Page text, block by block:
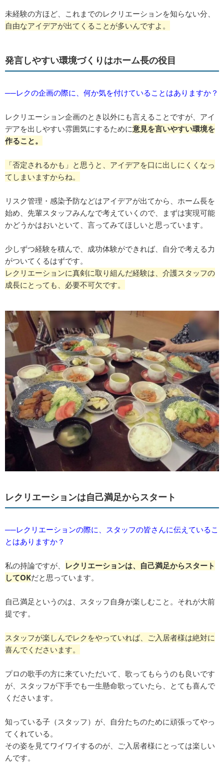
未経験の方ほど、これまでのレクリエーションを知らない分、
自由なアイデアが出てくることが多いんですよ。
発言しやすい環境づくりはホーム長の役目
──レクの企画の際に、何か気を付けていることはありますか？
レクリエーション企画のとき以外にも言えることですが、アイ
デアを出しやすい雰囲気にするために意見を言いやすい環境を
作ること。
「否定されるかも」と思うと、アイデアを口に出しにくくなっ
てしまいますからね。
リスク管理・感染予防などはアイデアが出てから、ホーム長を
始め、先輩スタッフみんなで考えていくので、まずは実現可能
かどうかはおいといて、言ってみてほしいと思っています。
少しずつ経験を積んで、成功体験ができれば、自分で考える力
がついてくるはずです。
レクリエーションに真剣に取り組んだ経験は、介護スタッフの
成長にとっても、必要不可欠です。
レクリエーションは自己満足からスタート
──レクリエーションの際に、スタッフの皆さんに伝えているこ
とはありますか？
私の持論ですが、 レクリエーションは、自己満足からスタート
してOKだと思っています。
自己満足というのは、スタッフ自身が楽しむこと。それが大前
提です。
スタッフが楽しんでレクをやっていれば、ご入居者様は絶対に
喜んでくださいます。
プロの歌手の方に来ていただいて、歌ってもらうのも良いです
が、スタッフが下手でも一生懸命歌っていたら、とても喜んで
くださいます。
知っている子（スタッフ）が、自分たちのために頑張ってやっ
てくれている。
その姿を見てワイワイするのが、ご入居者様にとっては楽しい
んです。